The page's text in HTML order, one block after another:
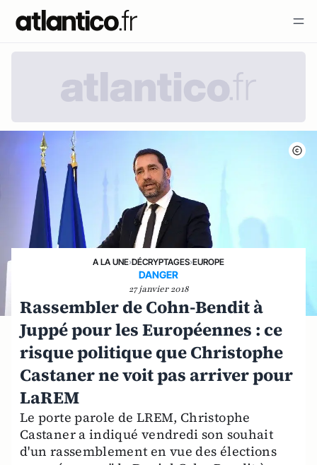
A LA UNE›DÉCRYPTAGES›EUROPE
DANGER
27 janvier 2018
Rassembler de Cohn-Bendit à
Juppé pour les Européennes : ce
risque politique que Christophe
Castaner ne voit pas arriver pour
LaREM
Le porte parole de LREM, Christophe
Castaner a indiqué vendredi son souhait
d'un rassemblement en vue des élections